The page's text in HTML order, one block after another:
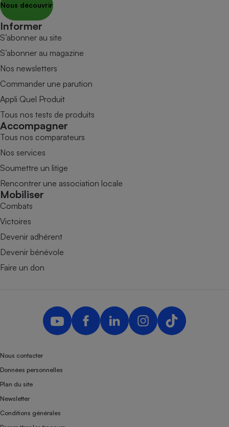
Nous découvrir
Informer
S’abonner au site
S’abonner au magazine
Nos newsletters
Commander une parution
Appli Quel Produit
Tous nos tests de produits
Accompagner
Tous nos comparateurs
Nos services
Soumettre un litige
Rencontrer une association locale
Mobiliser
Combats
Victoires
Devenir adhérent
Devenir bénévole
Faire un don
Nous contacter
Données personnelles
Plan du site
Newsletter
Conditions générales